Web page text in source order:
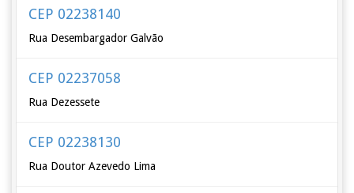
CEP 02238140
Rua Desembargador Galvão
CEP 02237058
Rua Dezessete
CEP 02238130
Rua Doutor Azevedo Lima